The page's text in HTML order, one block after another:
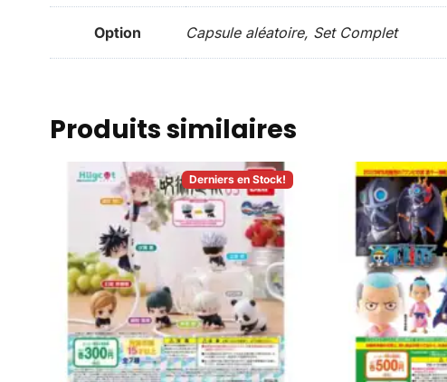
Option Capsule aléatoire, Set Complet
Produits similaires
Derniers en Stock!